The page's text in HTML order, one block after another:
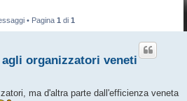
• Pagina 1 di 1
organizzatori veneti
ma d'altra parte dall'efficienza veneta